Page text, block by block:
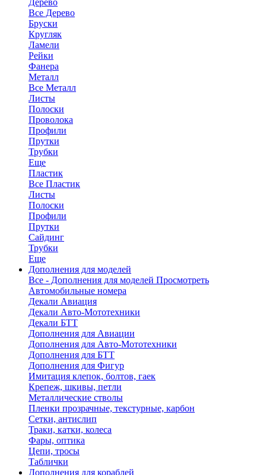
Дерево
Все Дерево
Бруски
Кругляк
Ламели
Рейки
Фанера
Металл
Все Металл
Листы
Полоски
Проволока
Профили
Прутки
Трубки
Еще
Пластик
Все Пластик
Листы
Полоски
Профили
Прутки
Сайдинг
Трубки
Еще
Дополнения для моделей
Все - Дополнения для моделей Просмотреть
Автомобильные номера
Декали Авиация
Декали Авто-Мототехники
Декали БТТ
Дополнения для Авиации
Дополнения для Авто-Мототехники
Дополнения для БТТ
Дополнения для Фигур
Имитация клепок, болтов, гаек
Крепеж, шкивы, петли
Металлические стволы
Пленки прозрачные, текстурные, карбон
Сетки, антислип
Траки, катки, колеса
Фары, оптика
Цепи, тросы
Таблички
Дополнения для кораблей